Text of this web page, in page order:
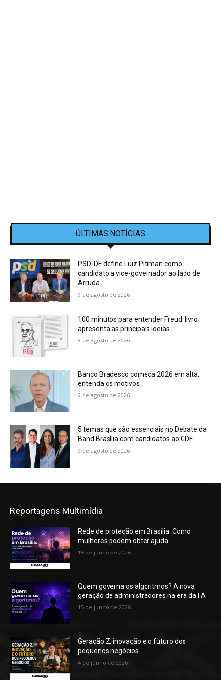
ÚLTIMAS NOTÍCIAS
PSD-DF define Luiz Pitiman como
candidato a vice-governador ao lado de
Arruda
9 de agosto de 2026
100 minutos para entender Freud: livro
apresenta as principais ideias
9 de agosto de 2026
Banco Bradesco começa 2026 em alta,
entenda os motivos
9 de agosto de 2026
5 temas que são essenciais no Debate da
Band Brasília com candidatos ao GDF
9 de agosto de 2026
Reportagens Multimídia
Rede de proteção em Brasília: Como
mulheres podem obter ajuda
15 de junho de 2026
Quem governa os algoritmos? A nova
geração de administradores na era da I.A
15 de junho de 2026
Geração Z, inovação e o futuro dos
pequenos negócios
4 de junho de 2026